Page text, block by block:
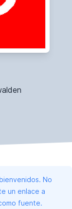
No
un enlace a
fuente.